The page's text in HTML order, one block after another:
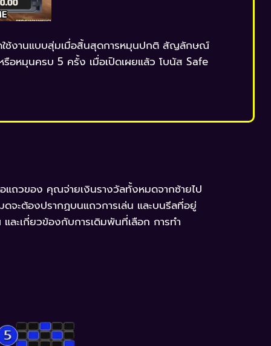
ใช้งานแบบสุ่มเมื่อสิ้นสุดการหมุนปกติ สัญลักษณ์
อหมุนครบ 5 ครั้ง เมื่อเปิดเผยแล้ว โบนัส Safe
ถวของ คุณจ่ายเงินรางวัลทั้งหมดจากซ้ายไป
จะต้องปรากฏบนแถวการเล่น และบนรีลที่อยู่
ละเกี่ยวข้องกับการเดิมพันที่เลือก การทำ